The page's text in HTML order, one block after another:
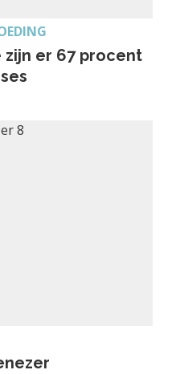
er 67 procent